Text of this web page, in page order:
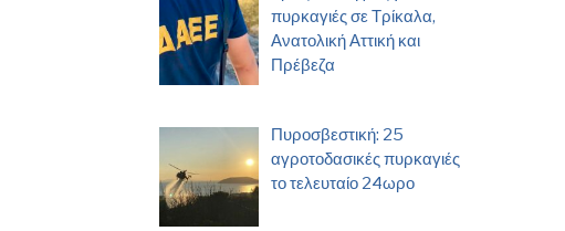
πυρκαγιές σε Τρίκαλα,
Ανατολική Αττική και
Πρέβεζα
Πυροσβεστική: 25
αγροτοδασικές πυρκαγιές
το τελευταίο 24ωρο